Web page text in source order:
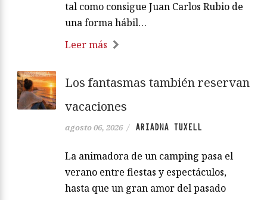
tal como consigue Juan Carlos Rubio de
una forma hábil…
Leer más
Los fantasmas también reservan
vacaciones
agosto 06, 2026 / ARIADNA TUXELL
La animadora de un camping pasa el
verano entre fiestas y espectáculos,
hasta que un gran amor del pasado